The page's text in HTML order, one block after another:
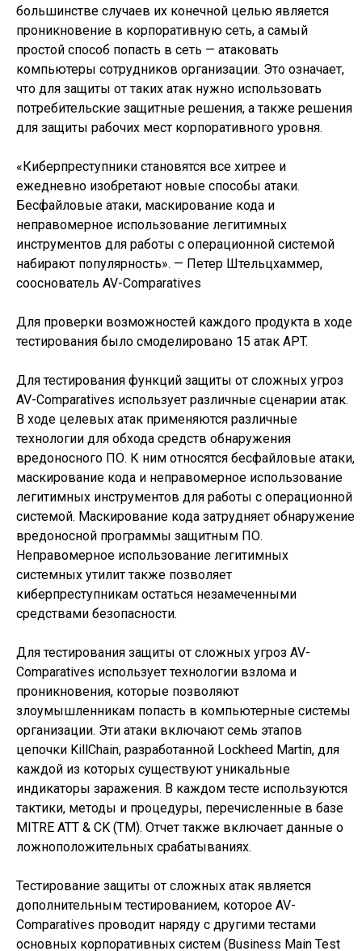
большинстве случаев их конечной целью является
проникновение в корпоративную сеть, а самый
простой способ попасть в сеть — атаковать
компьютеры сотрудников организации. Это означает,
что для защиты от таких атак нужно использовать
потребительские защитные решения, а также решения
для защиты рабочих мест корпоративного уровня.
«Киберпреступники становятся все хитрее и
ежедневно изобретают новые способы атаки.
Бесфайловые атаки, маскирование кода и
неправомерное использование легитимных
инструментов для работы с операционной системой
набирают популярность». — Петер Штельцхаммер,
сооснователь AV-Comparatives
Для проверки возможностей каждого продукта в ходе
тестирования было смоделировано 15 атак APT.
Для тестирования функций защиты от сложных угроз
AV-Comparatives использует различные сценарии атак.
В ходе целевых атак применяются различные
технологии для обхода средств обнаружения
вредоносного ПО. К ним относятся бесфайловые атаки,
маскирование кода и неправомерное использование
легитимных инструментов для работы с операционной
системой. Маскирование кода затрудняет обнаружение
вредоносной программы защитным ПО.
Неправомерное использование легитимных
системных утилит также позволяет
киберпреступникам остаться незамеченными
средствами безопасности.
Для тестирования защиты от сложных угроз AV-
Comparatives использует технологии взлома и
проникновения, которые позволяют
злоумышленникам попасть в компьютерные системы
организации. Эти атаки включают семь этапов
цепочки KillChain, разработанной Lockheed Martin, для
каждой из которых существуют уникальные
индикаторы заражения. В каждом тесте используются
тактики, методы и процедуры, перечисленные в базе
MITRE ATT & CK (TM). Отчет также включает данные о
ложноположительных срабатываниях.
Тестирование защиты от сложных атак является
дополнительным тестированием, которое AV-
Comparatives проводит наряду с другими тестами
основных корпоративных систем (Business Main Test